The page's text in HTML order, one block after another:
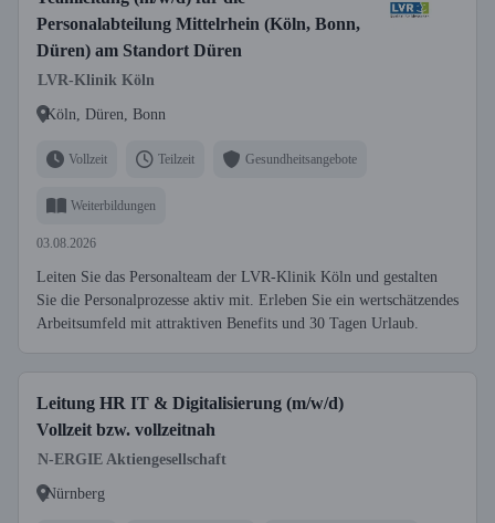
Personalabteilung Mittelrhein (Köln, Bonn,
Düren) am Standort Düren
LVR-Klinik Köln
Köln, Düren, Bonn
Vollzeit Teilzeit Gesundheitsangebote
Weiterbildungen
03.08.2026
Leiten Sie das Personalteam der LVR-Klinik Köln und gestalten
Sie die Personalprozesse aktiv mit. Erleben Sie ein wertschätzendes
Arbeitsumfeld mit attraktiven Benefits und 30 Tagen Urlaub.
Leitung HR IT & Digitalisierung (m/w/d)
Vollzeit bzw. vollzeitnah
N-ERGIE Aktiengesellschaft
Nürnberg